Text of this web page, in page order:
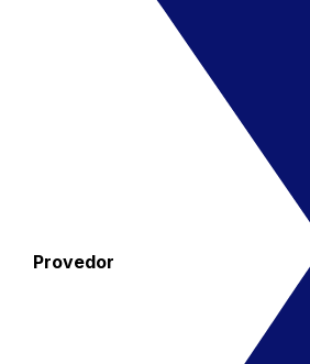
Provedor